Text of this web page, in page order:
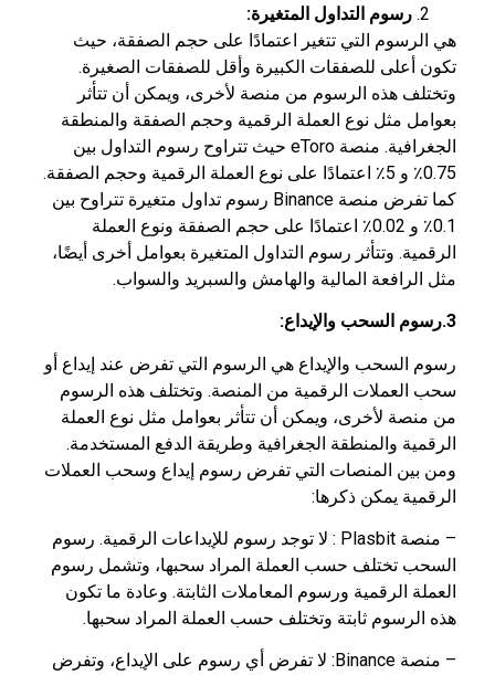
رسوم التداول المتغيرة:
هي الرسوم التي تتغير اعتمادًا على حجم الصفقة، حيث
تكون أعلى للصفقات الكبيرة وأقل للصفقات الصغيرة.
وتختلف هذه الرسوم من منصة لأخرى، ويمكن أن تتأثر
بعوامل مثل نوع العملة الرقمية وحجم الصفقة والمنطقة
الجغرافية. منصة eToro حيث تتراوح رسوم التداول بين
0.75٪ و 5٪ اعتمادًا على نوع العملة الرقمية وحجم الصفقة.
كما تفرض منصة Binance رسوم تداول متغيرة تتراوح بين
0.1٪ و 0.02٪ اعتمادًا على حجم الصفقة ونوع العملة
الرقمية. وتتأثر رسوم التداول المتغيرة بعوامل أخرى أيضًا،
مثل الرافعة المالية والهامش والسبريد والسواب.
3.رسوم السحب والإيداع:
رسوم السحب والإيداع هي الرسوم التي تفرض عند إيداع أو
سحب العملات الرقمية من المنصة. وتختلف هذه الرسوم
من منصة لأخرى، ويمكن أن تتأثر بعوامل مثل نوع العملة
الرقمية والمنطقة الجغرافية وطريقة الدفع المستخدمة.
ومن بين المنصات التي تفرض رسوم إيداع وسحب العملات
الرقمية يمكن ذكرها:
– منصة Plasbit : لا توجد رسوم للإيداعات الرقمية. رسوم
السحب تختلف حسب العملة المراد سحبها، وتشمل رسوم
العملة الرقمية ورسوم المعاملات الثابتة. وعادة ما تكون
هذه الرسوم ثابتة وتختلف حسب العملة المراد سحبها.
– منصة Binance: لا تفرض أي رسوم على الإيداع، وتفرض